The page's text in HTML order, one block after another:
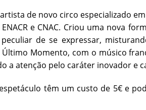
de novo circo especializado
e CNAC. Criou uma nova
de se expressar,
Momento, com o músico
a atenção pelo caráter inovador e
têm um custo de 5€ e